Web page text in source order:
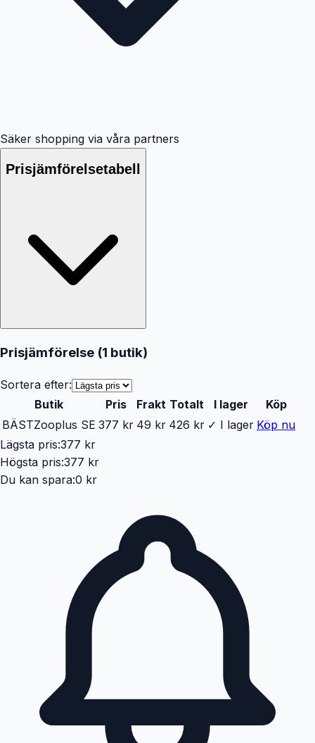
Säker shopping via våra partners
Prisjämförelsetabell
Prisjämförelse (1 butik)
Sortera efter:
Butik
Pris Frakt Totalt I lager
Köp
BÄSTZooplus SE 377 kr 49 kr 426 kr ✓ I lager Köp nu
Lägsta pris:377 kr
Högsta pris:377 kr
Du kan spara:0 kr